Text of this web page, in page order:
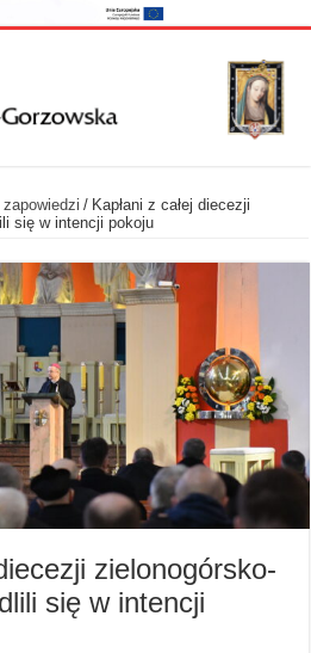
/ Kapłani z całej diecezji
się w intencji pokoju
zielonogórsko-
się w intencji